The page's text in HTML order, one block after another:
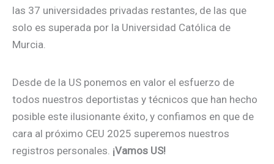
las 37 universidades privadas restantes, de las que
solo es superada por la Universidad Católica de
Murcia.
Desde de la US ponemos en valor el esfuerzo de
todos nuestros deportistas y técnicos que han hecho
posible este ilusionante éxito, y confiamos en que de
cara al próximo CEU 2025 superemos nuestros
registros personales. ¡Vamos US!